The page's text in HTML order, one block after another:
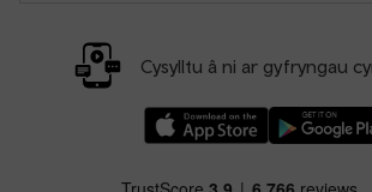
Cysylltu â ni ar gyfryngau